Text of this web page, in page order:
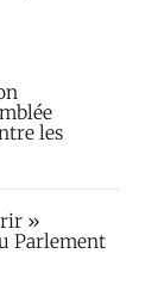
les
»
Parlement